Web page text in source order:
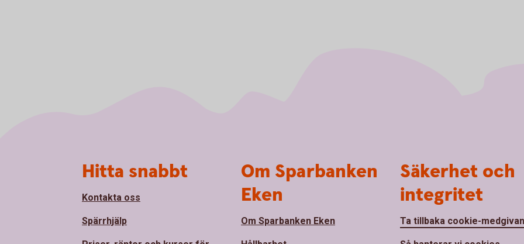
Hitta snabbt
Kontakta oss
Spärrhjälp
Om Sparbanken
Eken
Om Sparbanken Eken
Säkerhet och
integritet
Ta tillbaka cookie-